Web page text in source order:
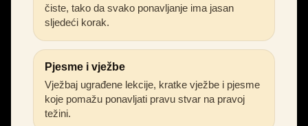
čiste, tako da svako ponavljanje ima jasan
sljedeći korak.
Pjesme i vježbe
Vježbaj ugrađene lekcije, kratke vježbe i pjesme
koje pomažu ponavljati pravu stvar na pravoj
težini.